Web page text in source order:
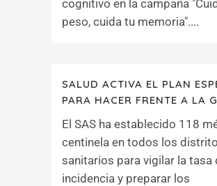
cognitivo en la campaña
peso, cuida tu memoria"....
SALUD ACTIVA EL PLAN
PARA HACER FRENTE A LA
El SAS ha establecido 118
centinela en todos los
sanitarios para vigilar la tasa
incidencia y preparar los